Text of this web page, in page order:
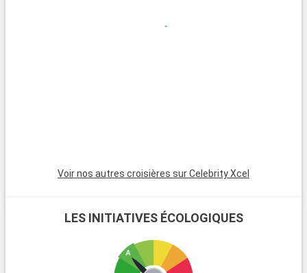
Voir nos autres croisières sur Celebrity Xcel
LES INITIATIVES ÉCOLOGIQUES